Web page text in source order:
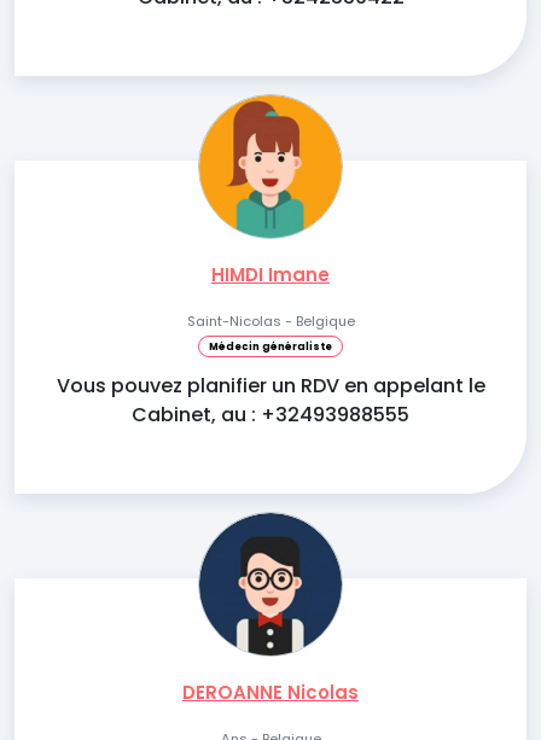
HIMDI Imane
Saint-Nicolas - Belgique
Médecin généraliste
Vous pouvez planifier un RDV en appelant le
Cabinet, au : +32493988555
DEROANNE Nicolas